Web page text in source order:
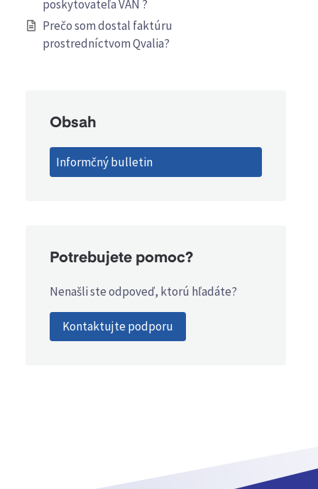
poskytovateľa VAN ?
Prečo som dostal faktúru
prostredníctvom Qvalia?
Obsah
Informčný bulletin
Potrebujete pomoc?
Nenašli ste odpoveď, ktorú hľadáte?
Kontaktujte podporu